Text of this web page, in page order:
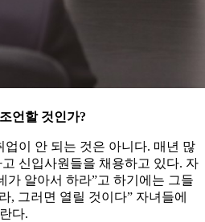
언할 것인가?
이 안 되는 것은 아니다. 매년 많
신입사원들을 채용하고 있다. 자
가 알아서 하라”고 하기에는 그들
, 그러면 열릴 것이다” 자녀들에
다.